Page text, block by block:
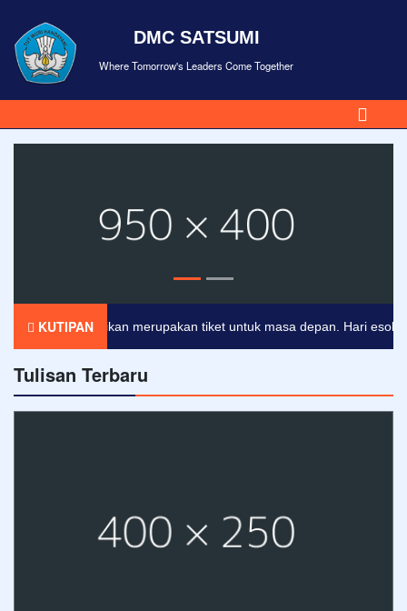
DMC SATSUMI
Where Tomorrow's Leaders Come Together
KUTIPAN
Pendidikan merupakan tiket untuk masa depan. Hari esok
Tulisan Terbaru